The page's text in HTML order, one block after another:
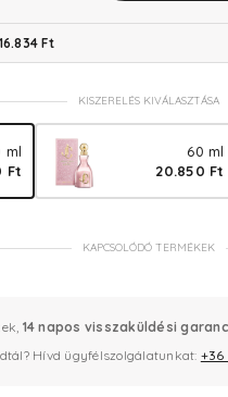
16.834 Ft
KISZERELÉS KIVÁLASZTÁSA
ml
Ft
60 ml
20.850 Ft
KAPCSOLÓDÓ TERMÉKEK
14 napos visszaküldési
Hívd ügyfélszolgálatunkat: +36